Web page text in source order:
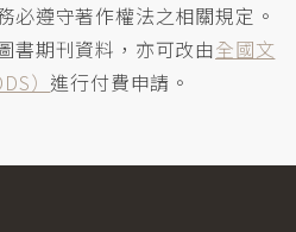
必遵守著作權法之相關規定。
書期刊資料，亦可改由全國文
） 進行付費申請。